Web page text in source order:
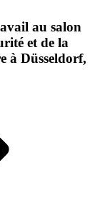
au salon
et de la
à Düsseldorf,